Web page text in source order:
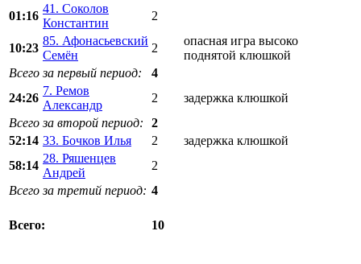
01:16
41. Соколов
Константин
2
10:23
85. Афонасьевский
Семён
2
опасная игра высоко
поднятой клюшкой
Всего за первый период:
4
24:26
7. Ремов
Александр
2
задержка клюшкой
Всего за второй период:
2
52:14 33. Бочков Илья 2
задержка клюшкой
58:14
28. Ряшенцев
Андрей
2
Всего за третий период: 4
Всего: 10